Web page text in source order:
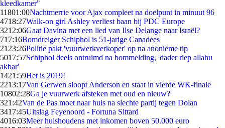
kleedkamer"
11801:00Nachtmerrie voor Ajax compleet na doelpunt in minuut 96
4718:27Walk-on girl Ashley verliest baan bij PDC Europe
3212:06Gaat Davina met een lied van Ilse Delange naar Israël?
717:16Bomdreiger Schiphol is 51-jarige Canadees
21 23:26Politie pakt 'vuurwerkverkoper' op na anonieme tip
5017:57Schiphol deels ontruimd na bommelding, 'dader riep allahu
akbar'
1421:59Het is 2019!
2213:17Van Gerwen sloopt Anderson en staat in vierde WK-finale
10802:28Ga je vuurwerk afsteken met oud en nieuw?
321:42Van de Pas moet naar huis na slechte partij tegen Dolan
3417:45Uitslag Feyenoord - Fortuna Sittard
4016:03Meer huishoudens met inkomen boven 50.000 euro